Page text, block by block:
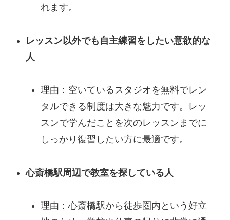
れます。
レッスン以外でも自主練習をしたい意欲的な
人
理由：空いているスタジオを無料でレン
タルできる制度は大きな魅力です。レッ
スンで学んだことを次のレッスンまでに
しっかり復習したい方に最適です。
心斎橋駅周辺で教室を探している人
理由：心斎橋駅から徒歩圏内という好立